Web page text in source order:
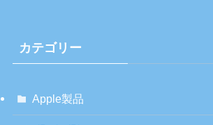
カテゴリー
Apple製品